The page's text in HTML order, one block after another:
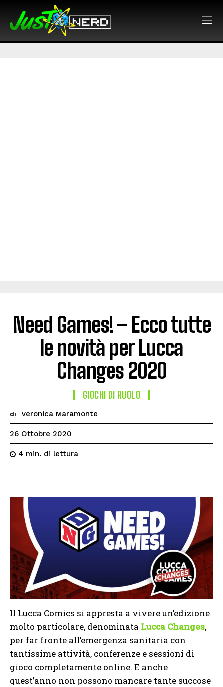
Need Games! – Ecco tutte
le novità per Lucca
Changes 2020
GIOCHI DI RUOLO
di Veronica Maramonte
26 Ottobre 2020
4 min. di lettura
Il Lucca Comics si appresta a vivere un’edizione
molto particolare, denominata Lucca Changes,
per far fronte all’emergenza sanitaria con
tantissime attività, conferenze e sessioni di
gioco completamente online. E anche
quest’anno non possono mancare tante succose